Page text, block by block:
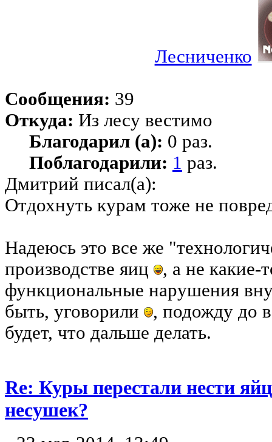
Лесниченко
Сообщения: 39
Откуда: Из лесу вестимо
Благодарил (а): 0 раз.
Поблагодарили: 1 раз.
Дмитрий писал(а):
Отдохнуть курам тоже не
Надеюсь это все же
производстве яиц
, а не какие-
функциональные нарушения
быть, уговорили
, подожду до
будет, что дальше делать.
Re: Куры перестали нести
несушек?